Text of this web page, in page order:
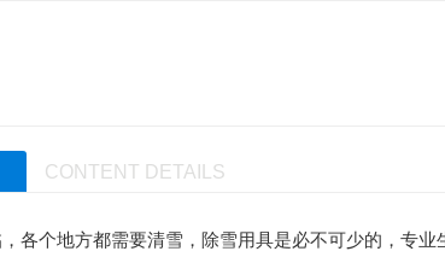
CONTENT DETAILS
各个地方都需要清雪，除雪用具是必不可少的，专